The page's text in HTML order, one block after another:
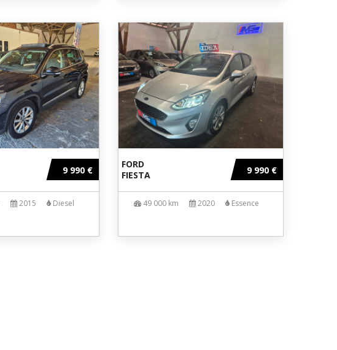
9 990 €
2015 Diesel
9 990 €
FORD
FIESTA
49 000 km 2020 Essence